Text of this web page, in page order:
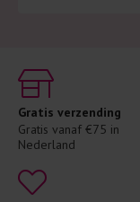
Gratis verzending
Gratis vanaf €75 in
Nederland